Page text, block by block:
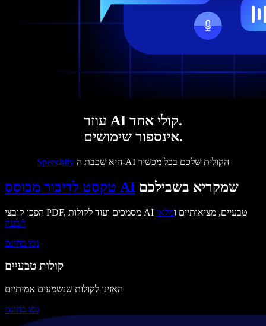
עוזר AI קולי אחד.
אינספור שימושים.
Speechify היא שכבת ה-AI הקולית שלכם בכל מכשיר
טקסט לדיבור מבוסס AI שמקריא בשבילכם
הפכו קובצי PDF, מסמכים ועוד לקולות AI טבעיים, מציאותיים ומלאי
הבעה
נסו בחינם
קולות טבעיים
האזינו לקולות שנשמעים אמיתיים
נסו בחינם